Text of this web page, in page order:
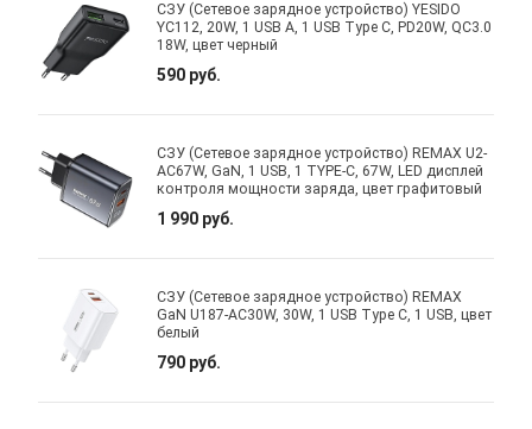
СЗУ (Сетевое зарядное устройство) YESIDO
YC112, 20W, 1 USB A, 1 USB Type C, PD20W, QC3.0
18W, цвет черный
590 руб.
СЗУ (Сетевое зарядное устройство) REMAX U2-
AC67W, GaN, 1 USB, 1 TYPE-C, 67W, LED дисплей
контроля мощности заряда, цвет графитовый
1 990 руб.
СЗУ (Сетевое зарядное устройство) REMAX
GaN U187-AC30W, 30W, 1 USB Type C, 1 USB, цвет
белый
790 руб.